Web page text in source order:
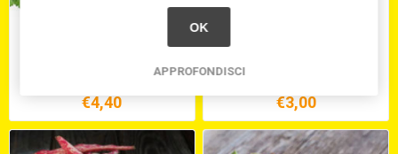
€4,40 €3,00
OK
APPROFONDISCI